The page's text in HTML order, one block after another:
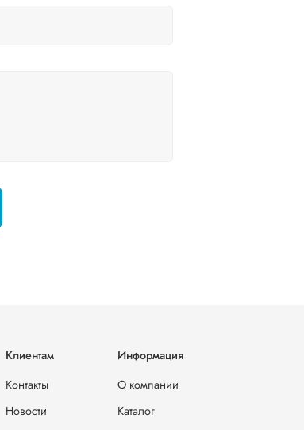
Клиентам
Контакты
Новости
Информация
О компании
Каталог